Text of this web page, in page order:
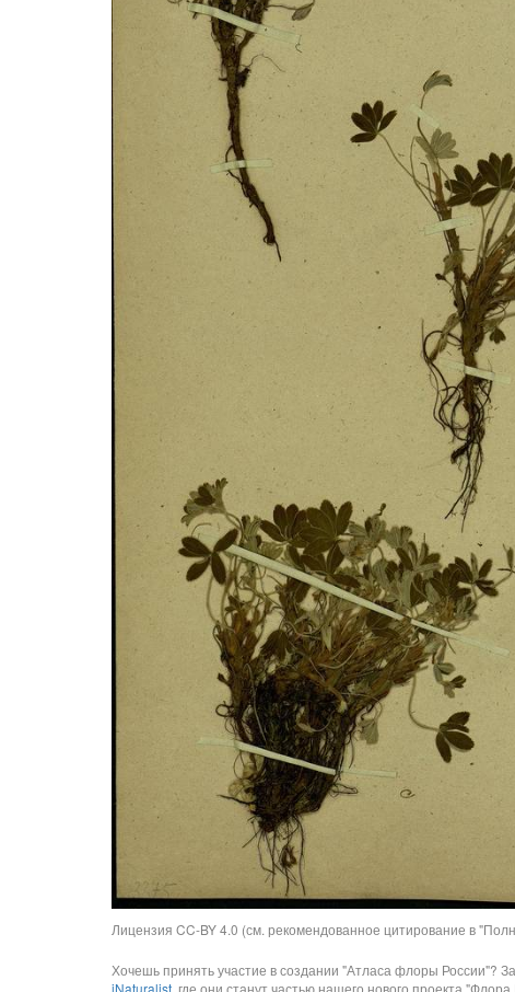
Лицензия CC-BY 4.0 (см. рекомендованное цитирование в
Хочешь принять участие в создании "Атласа флоры России"?